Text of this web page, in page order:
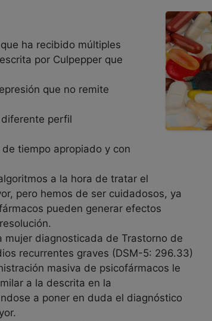
ha recibido múltiples
por Culpepper que
que no remite
perfil
tiempo apropiado y con
a la hora de tratar el
pero hemos de ser cuidadosos, ya
pueden generar efectos
diagnosticada de Trastorno de
recurrentes graves (DSM-5: 296.33)
masiva de psicofármacos le
a la descrita en la
a poner en duda el diagnóstico